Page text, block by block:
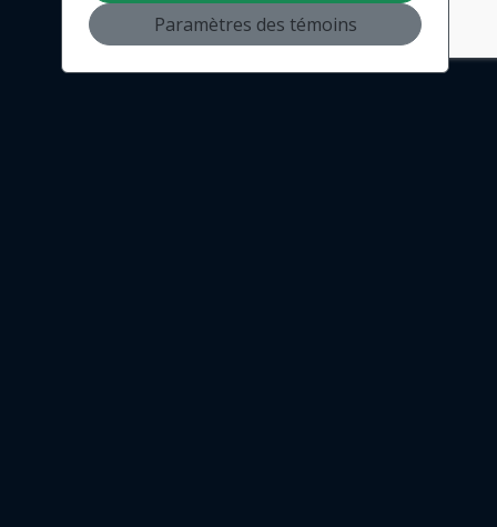
Paramètres des témoins